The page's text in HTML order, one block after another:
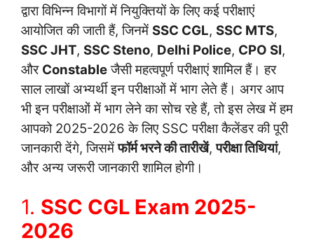
द्वारा विभिन्न विभागों में नियुक्तियों के लिए कई परीक्षाएं
आयोजित की जाती हैं, जिनमें SSC CGL, SSC MTS,
SSC JHT, SSC Steno, Delhi Police, CPO SI,
और Constableजैसी महत्वपूर्ण परीक्षाएं शामिल हैं। हर
साल लाखों अभ्यर्थी इन परीक्षाओं में भाग लेते हैं। अगर आप
भी इन परीक्षाओं में भाग लेने का सोच रहे हैं, तो इस लेख में हम
आपको 2025-2026 के लिए SSC परीक्षा कैलेंडर की पूरी
जानकारी देंगे, जिसमेंफॉर्म भरने की तारीखें,परीक्षा तिथियां,
और अन्य जरूरी जानकारी शामिल होगी।
1. SSC CGL Exam 2025-
2026